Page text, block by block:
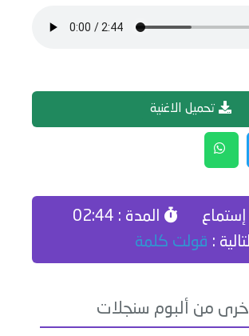
تحميل الاغنية
المدة : 02:44
: قولت كلمة
من ألبوم سنجلات